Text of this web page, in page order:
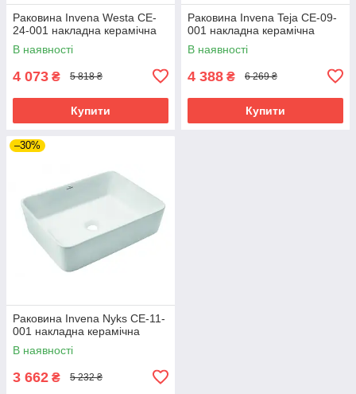
Раковина Invena Westa CE-
24-001 накладна керамічна
В наявності
4 073 ₴ 5 818 ₴
Купити
Раковина Invena Teja CE-09-
001 накладна керамічна
В наявності
4 388 ₴ 6 269 ₴
Купити
–30%
Раковина Invena Nyks CE-11-
001 накладна керамічна
В наявності
3 662 ₴ 5 232 ₴